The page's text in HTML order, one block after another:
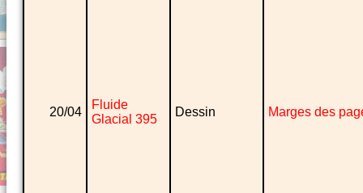
20/04
Fluide
Glacial 395
Dessin Marges des